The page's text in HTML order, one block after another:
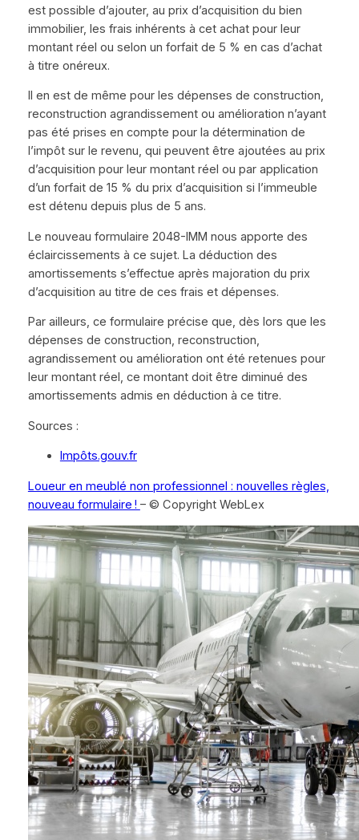
est possible d’ajouter, au prix d’acquisition du bien
immobilier, les frais inhérents à cet achat pour leur
montant réel ou selon un forfait de 5 % en cas d’achat
à titre onéreux.
Il en est de même pour les dépenses de construction,
reconstruction agrandissement ou amélioration n’ayant
pas été prises en compte pour la détermination de
l’impôt sur le revenu, qui peuvent être ajoutées au prix
d’acquisition pour leur montant réel ou par application
d’un forfait de 15 % du prix d’acquisition si l’immeuble
est détenu depuis plus de 5 ans.
Le nouveau formulaire 2048-IMM nous apporte des
éclaircissements à ce sujet. La déduction des
amortissements s’effectue après majoration du prix
d’acquisition au titre de ces frais et dépenses.
Par ailleurs, ce formulaire précise que, dès lors que les
dépenses de construction, reconstruction,
agrandissement ou amélioration ont été retenues pour
leur montant réel, ce montant doit être diminué des
amortissements admis en déduction à ce titre.
Sources :
Impôts.gouv.fr
Loueur en meublé non professionnel : nouvelles règles,
nouveau formulaire ! – © Copyright WebLex